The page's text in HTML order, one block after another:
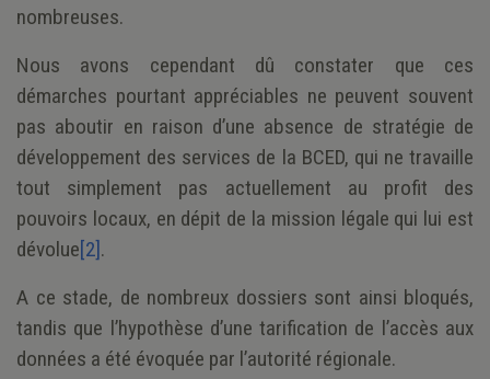
nombreuses.
Nous avons cependant dû constater que ces
démarches pourtant appréciables ne peuvent souvent
pas aboutir en raison d’une absence de stratégie de
développement des services de la BCED, qui ne travaille
tout simplement pas actuellement au profit des
pouvoirs locaux, en dépit de la mission légale qui lui est
dévolue[2].
A ce stade, de nombreux dossiers sont ainsi bloqués,
tandis que l’hypothèse d’une tarification de l’accès aux
données a été évoquée par l’autorité régionale.